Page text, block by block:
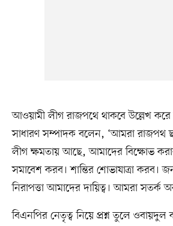
আওয়ামী লীগ রাজপথে থাকবে উল্লেখ
সাধারণ সম্পাদক বলেন, ‘আমরা রাজপথ
লীগ ক্ষমতায় আছে, আমাদের বিক্ষোভ
সমাবেশ করব। শান্তির শোভাযাত্রা করব।
নিরাপত্তা আমাদের দায়িত্ব। আমরা সতর্ক
বিএনপির নেতৃত্ব নিয়ে প্রশ্ন তুলে ওবায়দুল